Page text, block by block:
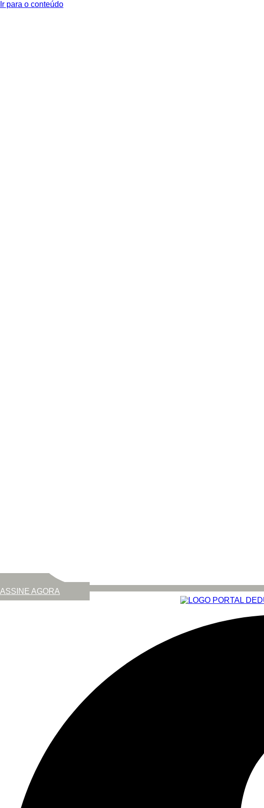
Ir para o conteúdo
ASSINE AGORA